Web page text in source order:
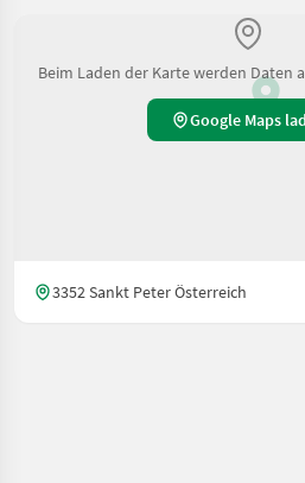
Beim Laden der Karte werden Daten
Google Maps
3352 Sankt Peter Österreich